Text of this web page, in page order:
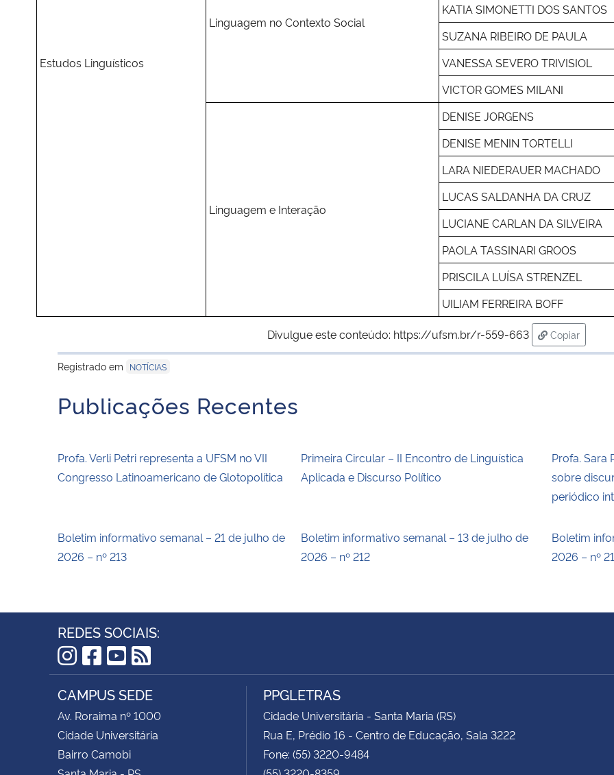
Estudos Linguísticos
Linguagem no Contexto Social
KATIA SIMONETTI DOS SANTOS
SUZANA RIBEIRO DE PAULA
VANESSA SEVERO TRIVISIOL
VICTOR GOMES MILANI
Linguagem e Interação
DENISE JORGENS
DENISE MENIN TORTELLI
LARA NIEDERAUER MACHADO
LUCAS SALDANHA DA CRUZ
LUCIANE CARLAN DA SILVEIRA
PAOLA TASSINARI GROOS
PRISCILA LUÍSA STRENZEL
UILIAM FERREIRA BOFF
Divulgue este conteúdo: https://ufsm.br/r-559-663
Copiar
para área
Registrado em
NOTÍCIAS
Publicações Recentes
Profa. Verli Petri representa a UFSM no VII
Congresso Latinoamericano de Glotopolítica
Primeira Circular – II Encontro de Linguística
Aplicada e Discurso Político
Profa. Sara
sobre
periódico
Boletim informativo semanal – 21 de julho de
2026 – nº 213
Boletim informativo semanal – 13 de julho de
2026 – nº 212
Boletim
2026 – nº
REDES SOCIAIS:
Instagram
Facebook
YouTube
RSS
CAMPUS SEDE
Av. Roraima nº 1000
Cidade Universitária
Bairro Camobi
PPGLETRAS
Cidade Universitária - Santa Maria (RS)
Rua E, Prédio 16 - Centro de Educação, Sala 3222
Fone: (55) 3220-9484